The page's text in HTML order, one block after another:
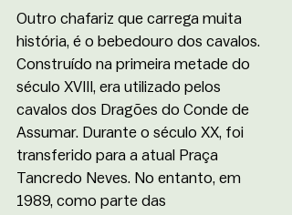
Outro chafariz que carrega muita
história, é o bebedouro dos cavalos.
Construído na primeira metade do
século XVIII, era utilizado pelos
cavalos dos Dragões do Conde de
Assumar. Durante o século XX, foi
transferido para a atual Praça
Tancredo Neves. No entanto, em
1989, como parte das